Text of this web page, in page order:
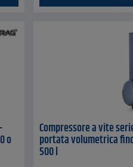
o
Compressore a vite
portata volumetrica
500 l